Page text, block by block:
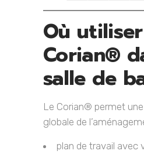
Où
Corian®
salle de
Le Corian® permet
globale de
plan de travail avec